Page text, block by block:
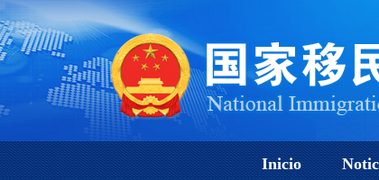
Inicio